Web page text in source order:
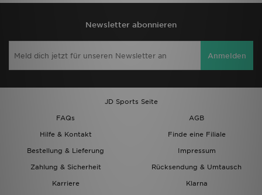
Newsletter abonnieren
Anmelden
JD Sports Seite
FAQs
AGB
Hilfe & Kontakt
Finde eine Filiale
Bestellung & Lieferung
Impressum
Zahlung & Sicherheit
Rücksendung & Umtausch
Karriere
Klarna